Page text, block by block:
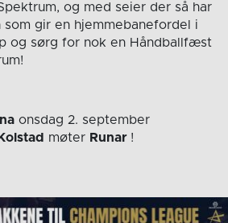
og med seier der så har
som gir en hjemmebanefordel i
og sørg for nok en Håndballfæst
onsdag 2. september
Kolstad møter Runar !